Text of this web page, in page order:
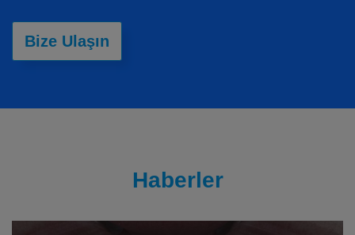
Bize Ulaşın
Haberler